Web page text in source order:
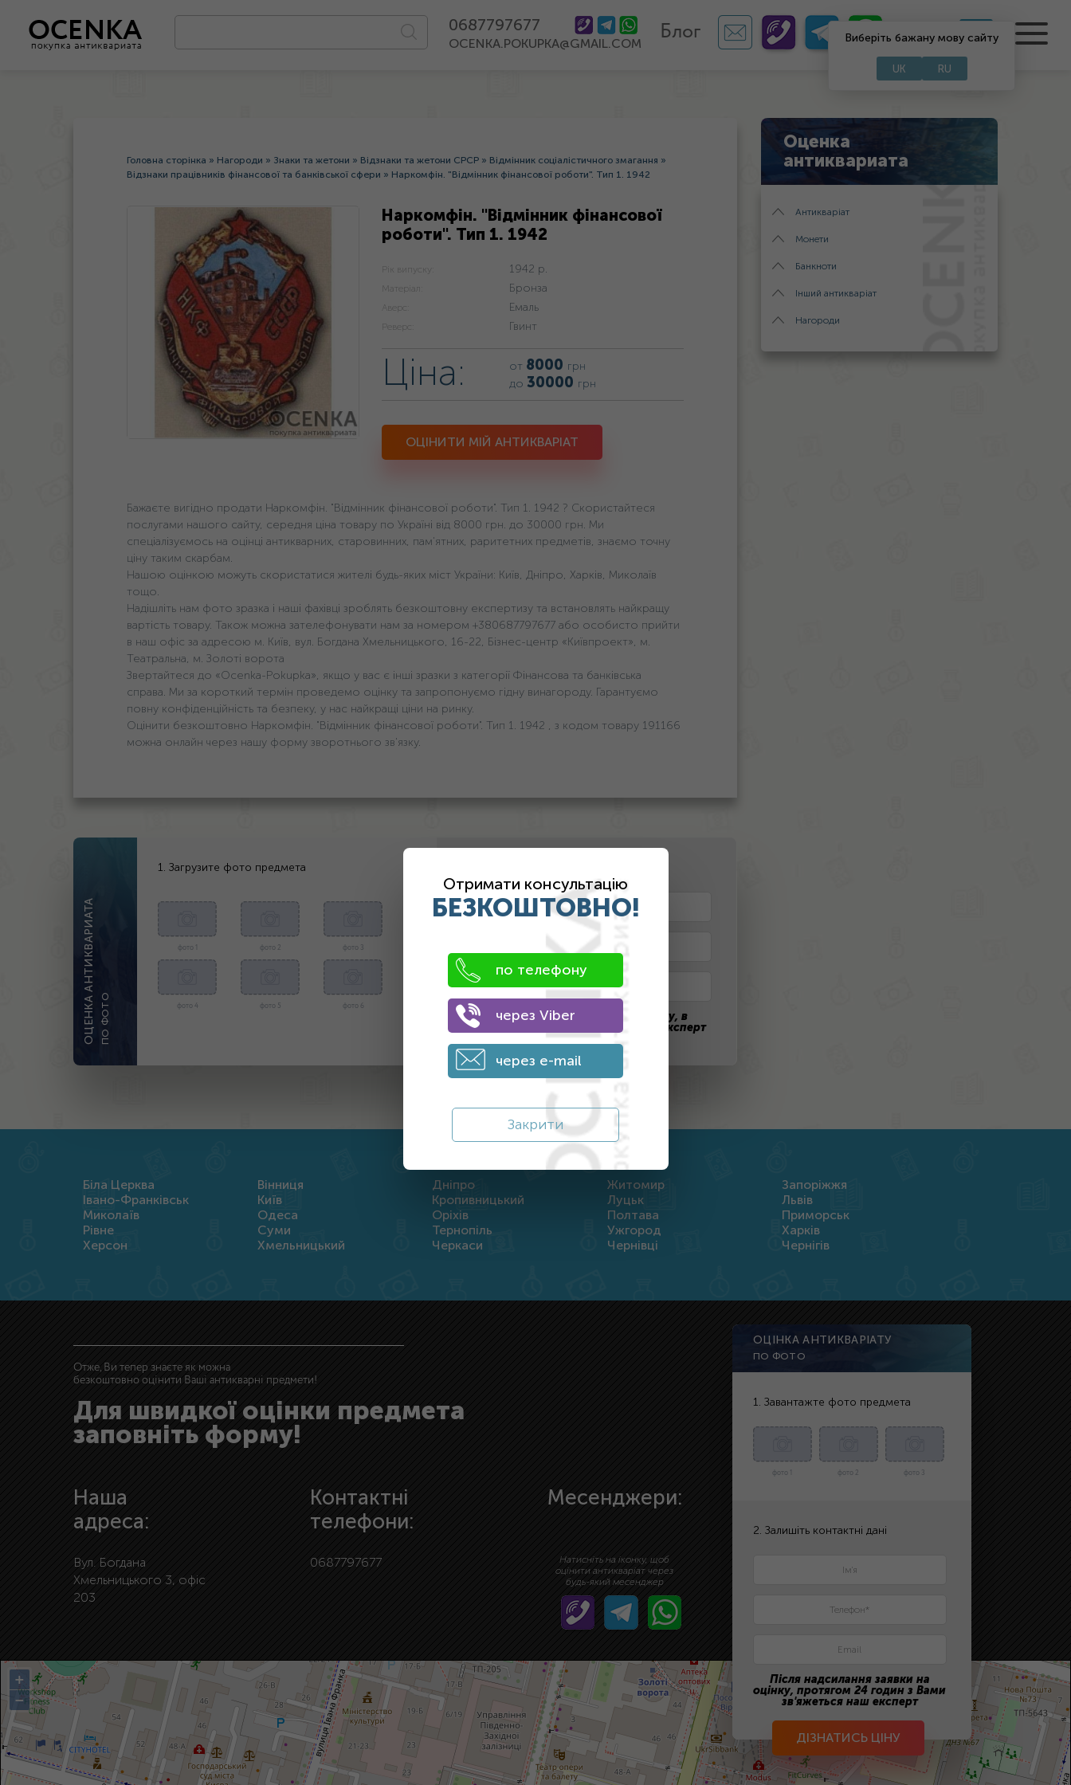
0687797677
OCENKA.POKUPKA@GMAIL.COM Блог UA
Виберіть бажану мову сайту
UK RU
Головна сторінка » Нагороди » Знаки та жетони » Відзнаки та жетони СРСР » Відмінник соціалістичного змагання »
Відзнаки працівників фінансової та банківської сфери » Наркомфін. "Відмінник фінансової роботи". Тип 1. 1942
Наркомфін. "Відмінник фінансової
роботи". Тип 1. 1942
Рік випуску: 1942 р.
Матеріал: Бронза
Аверс: Емаль
Реверс: Гвинт
Ціна: от 8000 грн
до 30000 грн
ОЦІНИТИ МІЙ АНТИКВАРІАТ
Бажаєте вигідно продати Наркомфін. "Відмінник фінансової роботи". Тип 1. 1942 ? Скористайтеся
послугами нашого сайту, середня ціна товару по Україні від 8000 грн. дo 30000 грн. Ми
спеціалізуємось на оцінці антикварних, старовинних, пам'ятних, раритетних предметів, знаємо точну
ціну таким скарбам.
Нашою оцінкою можуть скористатися жителі будь-яких міст України: Київ, Дніпро, Харків, Миколаїв
тощо.
Надішліть нам фото зразка і наші фахівці зроблять безкоштовну експертизу та встановлять найкращу
вартість товару. Також можна зателефонувати нам за номером +380687797677 або особисто прийти
в наш офіс за адресою м. Київ, вул. Богдана Хмельницького, 16-22, Бізнес-центр «Київпроект», м.
Театральна, м. Золоті ворота
Звертайтеся до «Ocenka-Pokupka», якщо у вас є інші зразки з категорії Фінансова та банківська
справа. Ми за короткий термін проведемо оцінку та запропонуємо гідну винагороду. Гарантуємо
повну конфіденційність та безпеку, у нас найкращі ціни на ринку.
Оцінити безкоштовно Наркомфін. "Відмінник фінансової роботи". Тип 1. 1942 , з кодом товару 191166
можна онлайн через нашу форму зворотнього зв'язку.
ОЦЕНКА АНТИКВАРИАТАПО ФОТО
1. Загрузите фото предмета
фото 1 фото 2 фото 3
фото 4 фото 5 фото 6
После отправки заявки на оценку, в
течение дня с вами свяжется наш эксперт
ПОЛУЧИТЬ ЦЕНУ
Оценка
антиквариата
Антикваріат
Монети
Банкноти
Інший антикваріат
Нагороди
Біла Церква Вінниця Дніпро Житомир
Запоріжжя
Івано-Франківськ
Київ Кропивницький Луцьк
Львів
Миколаїв
Одеса Оріхів Полтава
Приморськ
Рівне
Суми Тернопіль Ужгород
Харків
Херсон
Хмельницький Черкаси Чернівці Чернігів
Отже, Ви тепер знаєте як можна
безкоштовно оцінити Ваші антикварні предмети!
Для швидкої оцінки предмета
заповніть форму!
Наша
адреса:
Вул. Богдана
Хмельницького 3, офіс
203
Контактні
телефони:
0687797677
Месенджери:
Натисніть на іконку, щоб
оцінити антикваріат через
будь-який месенджер
ОЦІНКА АНТИКВАРІАТУ
ПО ФОТО
1. Завантажте фото предмета
фото 1 фото 2 фото 3
2. Залишіть контактні дані
Після надсилання заявки на
оцінку, протягом 24 годин з Вами
зв'яжеться наш експерт
ДІЗНАТИСЬ ЦІНУ
+
−
Отримати консультацію
БЕЗКОШТОВНО!
по телефону
через Viber
через e-mail
Закрити